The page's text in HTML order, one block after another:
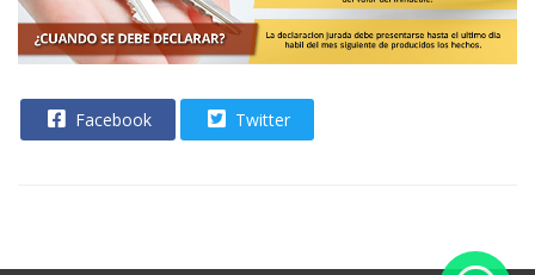
Facebook Twitter